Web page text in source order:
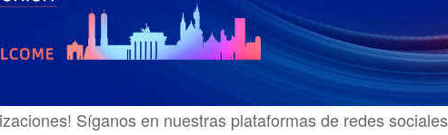
Síganos en nuestras plataformas de redes sociales